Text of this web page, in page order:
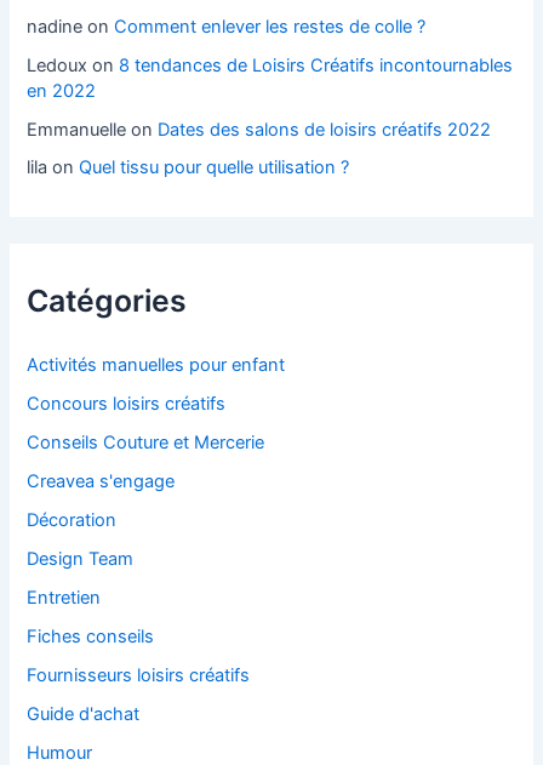
nadine onComment enlever les restes de colle ?
Ledoux on 8 tendances de Loisirs Créatifs incontournables
en 2022
Emmanuelle on Dates des salons de loisirs créatifs 2022
lila onQuel tissu pour quelle utilisation ?
Catégories
Activités manuelles pour enfant
Concours loisirs créatifs
Conseils Couture et Mercerie
Creavea s'engage
Décoration
Design Team
Entretien
Fiches conseils
Fournisseurs loisirs créatifs
Guide d'achat
Humour